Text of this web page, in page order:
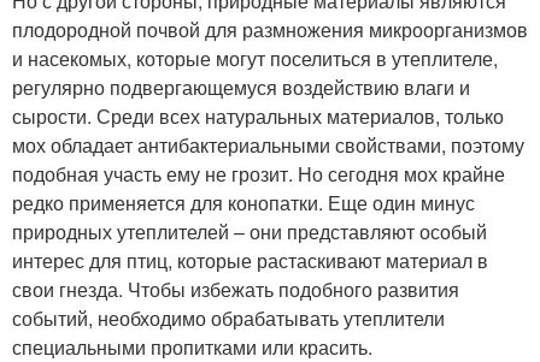
плодородной почвой для размножения микроорганизмов
и насекомых, которые могут поселиться в утеплителе,
регулярно подвергающемуся воздействию влаги и
сырости. Среди всех натуральных материалов, только
мох обладает антибактериальными свойствами, поэтому
подобная участь ему не грозит. Но сегодня мох крайне
редко применяется для конопатки. Еще один минус
природных утеплителей – они представляют особый
интерес для птиц, которые растаскивают материал в
свои гнезда. Чтобы избежать подобного развития
событий, необходимо обрабатывать утеплители
специальными пропитками или красить.